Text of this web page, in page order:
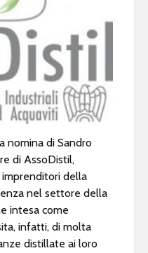
nomina di Sandro
di AssoDistil,
imprenditori della
nel settore della
intesa come
infatti, di molta
distillate ai loro